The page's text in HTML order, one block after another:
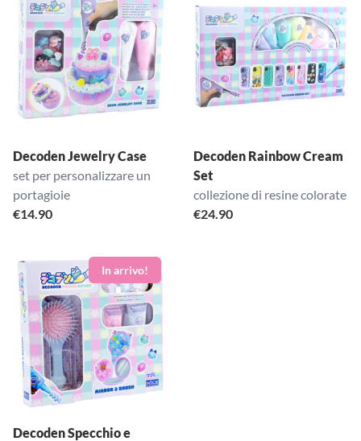
Decoden Jewelry Case
set per personalizzare un
portagioie
€14.90
Decoden Rainbow Cream
Set
collezione di resine colorate
€24.90
Decoden Specchio e